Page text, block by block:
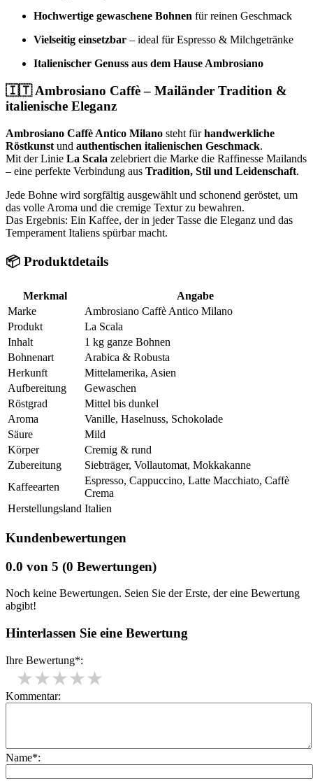
Hochwertige gewaschene Bohnen für reinen Geschmack
Vielseitig einsetzbar – ideal für Espresso & Milchgetränke
Italienischer Genuss aus dem Hause Ambrosiano
🇮🇹 Ambrosiano Caffè – Mailänder Tradition &
italienische Eleganz
Ambrosiano Caffè Antico Milano steht fürhandwerkliche
Röstkunst und authentischen italienischen Geschmack.
Mit der Linie La Scala zelebriert die Marke die Raffinesse Mailands
– eine perfekte Verbindung aus Tradition, Stil und Leidenschaft.
Jede Bohne wird sorgfältig ausgewählt und schonend geröstet, um
das volle Aroma und die cremige Textur zu bewahren.
Das Ergebnis: Ein Kaffee, der in jeder Tasse die Eleganz und das
Temperament Italiens spürbar macht.
📦 Produktdetails
Merkmal
Angabe
Marke
Ambrosiano Caffè Antico Milano
Produkt
La Scala
Inhalt
1 kg ganze Bohnen
Bohnenart
Arabica & Robusta
Herkunft
Mittelamerika, Asien
Aufbereitung
Gewaschen
Röstgrad
Mittel bis dunkel
Aroma
Vanille, Haselnuss, Schokolade
Säure
Mild
Körper
Cremig & rund
Zubereitung
Siebträger, Vollautomat, Mokkakanne
Kaffeearten
Espresso, Cappuccino, Latte Macchiato, Caffè
Crema
Herstellungsland Italien
Kundenbewertungen
0.0 von 5 (0 Bewertungen)
Noch keine Bewertungen. Seien Sie der Erste, der eine Bewertung
abgibt!
Hinterlassen Sie eine Bewertung
Ihre Bewertung*:
★
★
★
★
★
Kommentar:
Name*: